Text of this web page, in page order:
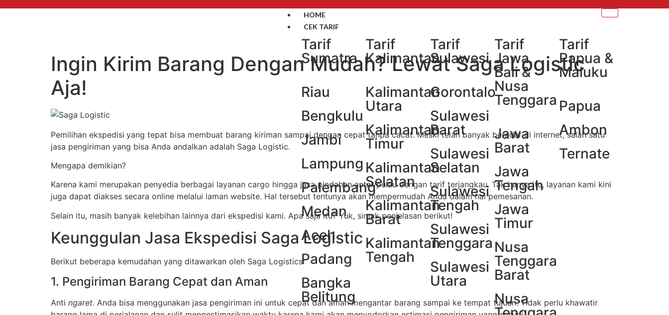
HOME
CEK TARIF
Tarif
Sumatra
Riau
Bengkulu
Jambi
Lampung
Palembang
Medan
Aceh
Padang
Bangka
Belitung
Tarif
Kalimantan
Kalimantan
Utara
Kalimantan
Timur
Kalimantan
Selatan
Kalimantan
Barat
Kalimantan
Tengah
Tarif
Sulawesi
Gorontalo
Sulawesi
Barat
Sulawesi
Selatan
Sulawesi
Tengah
Sulawesi
Tenggara
Sulawesi
Utara
Tarif
Jawa,
Bali &
Nusa
Tenggara
Jawa
Barat
Jawa
Tengah
Jawa
Timur
Nusa
Tenggara
Barat
Nusa
Tarif
Papua &
Maluku
Papua
Ambon
Ternate
Ingin Kirim Barang Dengan Mudah? Lewat Saga Logistic
Aja!
Pemilihan ekspedisi yang tepat bisa membuat barang kiriman sampai dengan cepat tanpa cacat. Meski telah banyak beredar di internet, salah satu
jasa pengiriman yang bisa Anda andalkan adalah Saga Logistic.
Mengapa demikian?
Karena kami merupakan penyedia berbagai layanan cargo hingga jasa pindahan antar pulau dengan tarif terjangkau. Tak hanya itu, layanan kami kini
juga dapat diakses secara online melalui laman website. Hal tersebut tentunya akan mempermudah Anda dalam hal pemesanan.
Selain itu, masih banyak kelebihan lainnya dari ekspedisi kami. Apa saja itu? Yuk, simak penjelasan berikut!
Keunggulan Jasa Ekspedisi Saga Logistic
Berikut beberapa kemudahan yang ditawarkan oleh Saga Logistics:
1. Pengiriman Barang Cepat dan Aman
Anti ngaret. Anda bisa menggunakan jasa pengiriman ini untuk cepat dan aman mengantar barang sampai ke tempat tujuan. Tidak perlu khawatir